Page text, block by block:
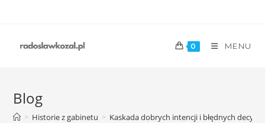
0 MENU
Blog
> Historie z gabinetu > Kaskada dobrych intencji i błędnych decyzji.